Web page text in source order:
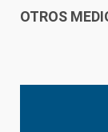
OTROS